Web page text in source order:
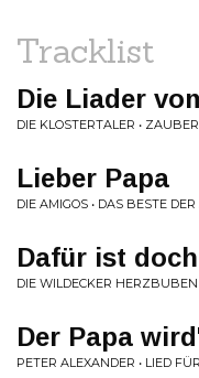
Tracklist
Die Liader
DIE KLOSTERTALER •
Lieber Papa
DIE AMIGOS • DAS BESTE
Dafür ist
DIE WILDECKER
Der Papa
PETER ALEXANDER • LIED